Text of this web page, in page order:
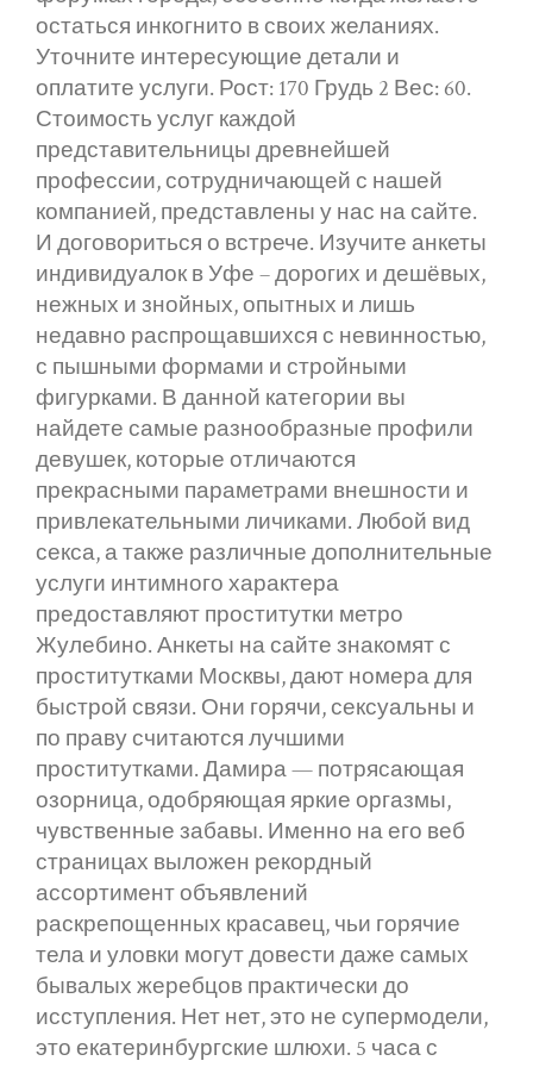
остаться инкогнито в своих желаниях.
Уточните интересующие детали и
оплатите услуги. Рост: 170 Грудь 2 Вес: 60.
Стоимость услуг каждой
представительницы древнейшей
профессии, сотрудничающей с нашей
компанией, представлены у нас на сайте.
И договориться о встрече. Изучите анкеты
индивидуалок в Уфе – дорогих и дешёвых,
нежных и знойных, опытных и лишь
недавно распрощавшихся с невинностью,
с пышными формами и стройными
фигурками. В данной категории вы
найдете самые разнообразные профили
девушек, которые отличаются
прекрасными параметрами внешности и
привлекательными личиками. Любой вид
секса, а также различные дополнительные
услуги интимного характера
предоставляют проститутки метро
Жулебино. Анкеты на сайте знакомят с
проститутками Москвы, дают номера для
быстрой связи. Они горячи, сексуальны и
по праву считаются лучшими
проститутками. Дамира — потрясающая
озорница, одобряющая яркие оргазмы,
чувственные забавы. Именно на его веб
страницах выложен рекордный
ассортимент объявлений
раскрепощенных красавец, чьи горячие
тела и уловки могут довести даже самых
бывалых жеребцов практически до
исступления. Нет нет, это не супермодели,
это екатеринбургские шлюхи. 5 часа с